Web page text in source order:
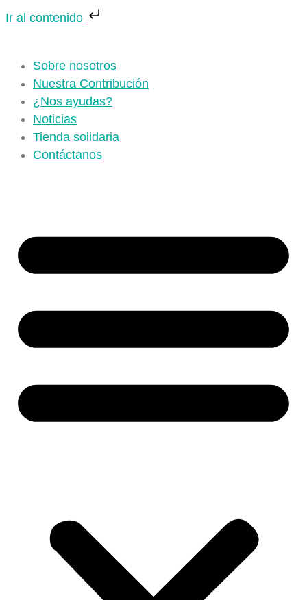
Ir al contenido
Sobre nosotros
Nuestra Contribución
¿Nos ayudas?
Noticias
Tienda solidaria
Contáctanos